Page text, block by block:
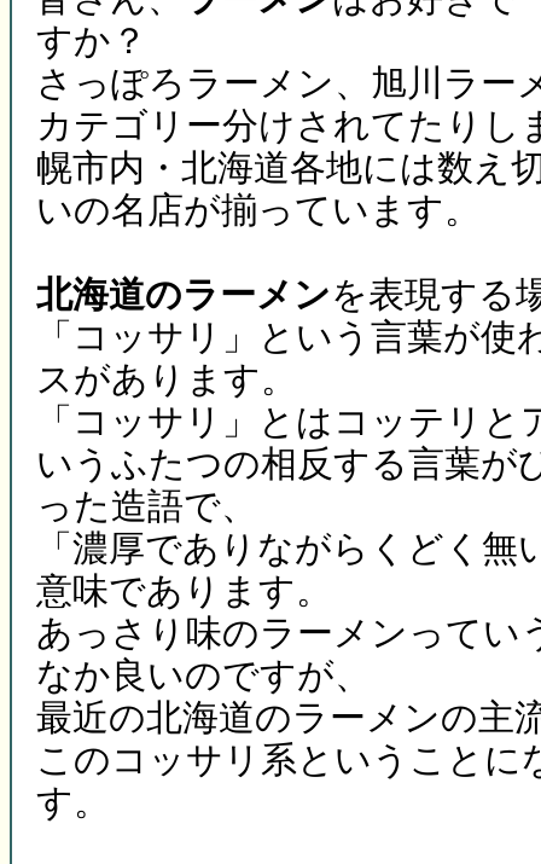
すか？
さっぽろラーメン、旭川ラー
カテゴリー分けされてたりし
幌市内・北海道各地には数え
いの名店が揃っています。
北海道のラーメンを表現する
「コッサリ」という言葉が使
スがあります。
「コッサリ」とはコッテリと
いうふたつの相反する言葉が
った造語で、
「濃厚でありながらくどく無
意味であります。
あっさり味のラーメンってい
なか良いのですが、
最近の北海道のラーメンの主
このコッサリ系ということに
す。